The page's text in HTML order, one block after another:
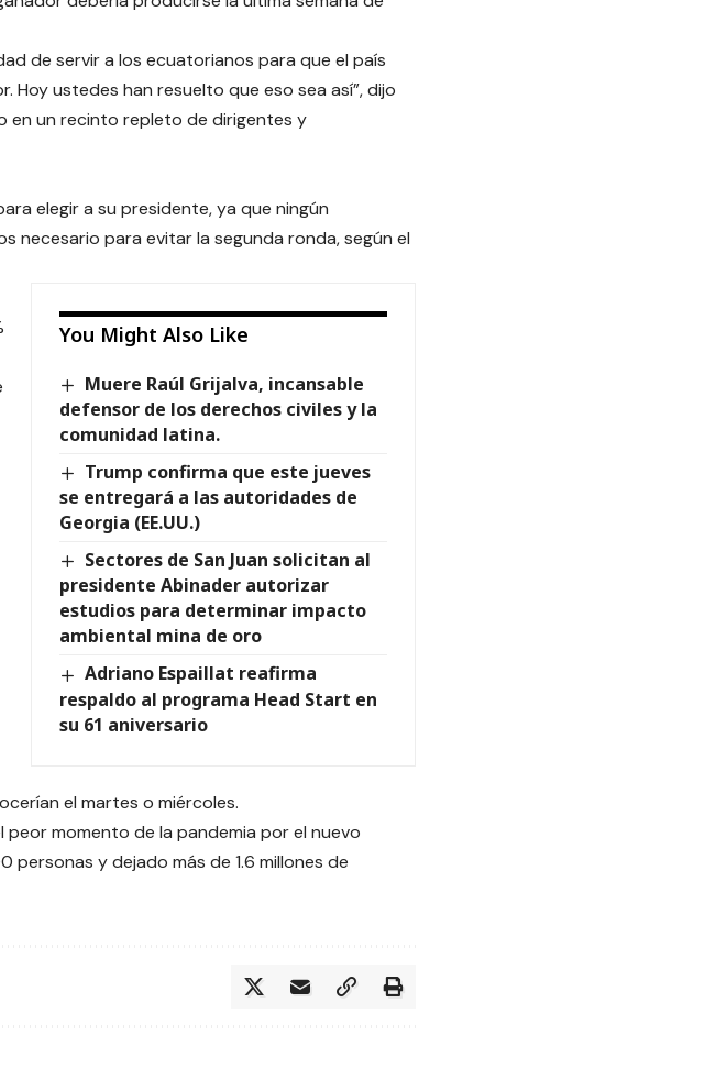
de servir a los ecuatorianos para que el país
Hoy ustedes han resuelto que eso sea así”, dijo
en un recinto repleto de dirigentes y
elegir a su presidente, ya que ningún
necesario para evitar la segunda ronda, según el
You Might Also Like
Muere Raúl Grijalva, incansable
defensor de los derechos civiles y la
comunidad latina.
Trump confirma que este jueves
se entregará a las autoridades de
Georgia (EE.UU.)
Sectores de San Juan solicitan al
presidente Abinader autorizar
estudios para determinar impacto
ambiental mina de oro
Adriano Espaillat reafirma
respaldo al programa Head Start en
su 61 aniversario
el martes o miércoles.
peor momento de la pandemia por el nuevo
y dejado más de 1.6 millones de